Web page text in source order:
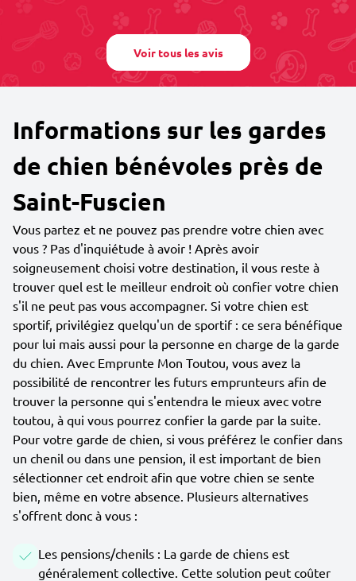
Voir tous les avis
Informations sur les gardes
de chien bénévoles près de
Saint-Fuscien
Vous partez et ne pouvez pas prendre votre chien avec
vous ? Pas d'inquiétude à avoir ! Après avoir
soigneusement choisi votre destination, il vous reste à
trouver quel est le meilleur endroit où confier votre chien
s'il ne peut pas vous accompagner. Si votre chien est
sportif, privilégiez quelqu'un de sportif : ce sera bénéfique
pour lui mais aussi pour la personne en charge de la garde
du chien. Avec Emprunte Mon Toutou, vous avez la
possibilité de rencontrer les futurs emprunteurs afin de
trouver la personne qui s'entendra le mieux avec votre
toutou, à qui vous pourrez confier la garde par la suite.
Pour votre garde de chien, si vous préférez le confier dans
un chenil ou dans une pension, il est important de bien
sélectionner cet endroit afin que votre chien se sente
bien, même en votre absence. Plusieurs alternatives
s'offrent donc à vous :
Les pensions/chenils : La garde de chiens est
généralement collective. Cette solution peut coûter